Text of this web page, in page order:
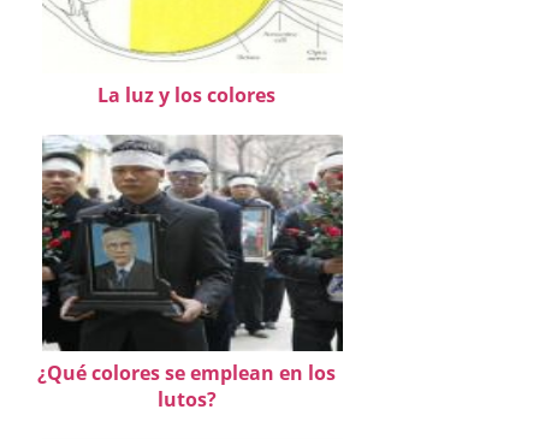
La luz y los colores
¿Qué colores se emplean en los
lutos?